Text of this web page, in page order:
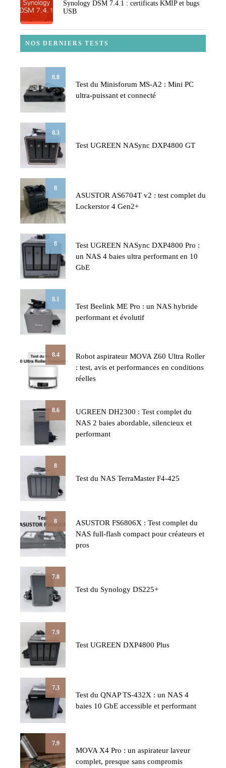
Synology DSM 7.4.1 : certificats KMIP et bugs
USB
NOS DERNIERS TESTS
8.8
Test du Minisforum MS-A2 : Mini PC
ultra-puissant et connecté
8.3
Test UGREEN NASync DXP4800 GT
8
ASUSTOR AS6704T v2 : test complet du
Lockerstor 4 Gen2+
8
Test UGREEN NASync DXP4800 Pro :
un NAS 4 baies ultra performant en 10
GbE
8.1
Test Beelink ME Pro : un NAS hybride
performant et évolutif
8.4
Robot aspirateur MOVA Z60 Ultra Roller
: test, avis et performances en conditions
réelles
8.6
UGREEN DH2300 : Test complet du
NAS 2 baies abordable, silencieux et
performant
8
Test du NAS TerraMaster F4-425
8
ASUSTOR FS6806X : Test complet du
NAS full-flash compact pour créateurs et
pros
7.8
Test du Synology DS225+
7.9
Test UGREEN DXP4800 Plus
7.3
Test du QNAP TS-432X : un NAS 4
baies 10 GbE accessible et performant
7.9
MOVA X4 Pro : un aspirateur laveur
complet, presque sans compromis